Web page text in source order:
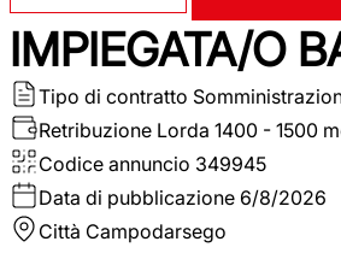
IMPIEGATA/O
Tipo di contratto
Retribuzione Lorda 1400 - 1500
Codice annuncio 349945
Data di pubblicazione 6/8/2026
Città Campodarsego